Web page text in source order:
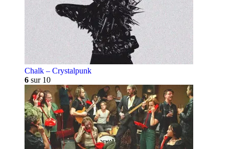
Chalk – Crystalpunk
6 sur 10